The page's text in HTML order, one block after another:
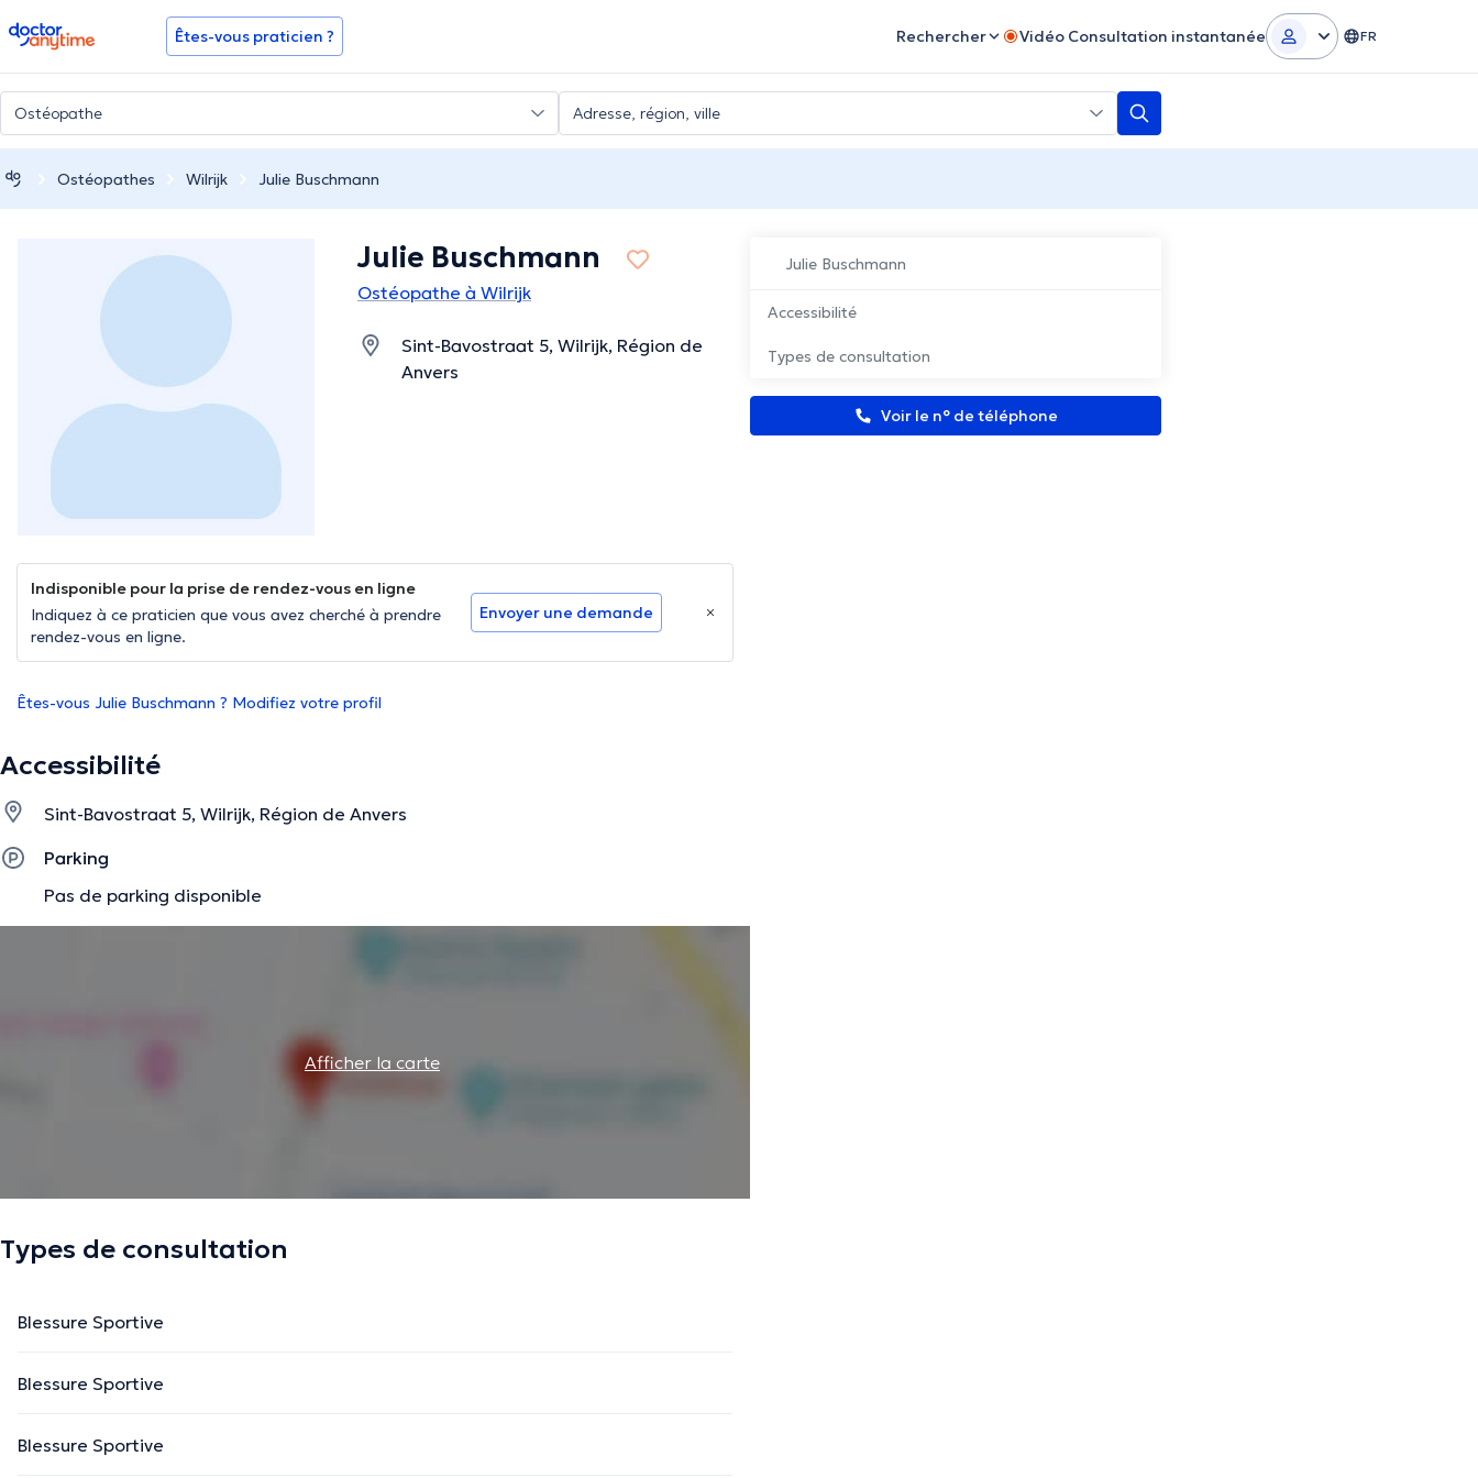
doctoranytime Êtes-vous praticien ? Rechercher Vidéo Consultation instantanée FR
Ostéopathes Wilrijk Julie Buschmann
Julie Buschmann
Accessibilité
Types de consultation
Voir le n° de téléphone
Julie Buschmann
Ostéopathe à Wilrijk
Sint-Bavostraat 5, Wilrijk, Région de
Anvers
Indisponible pour la prise de rendez-vous en ligne
Indiquez à ce praticien que vous avez cherché à prendre
rendez-vous en ligne.
Envoyer une demande
Êtes-vous Julie Buschmann ? Modifiez votre profil
Accessibilité
Sint-Bavostraat 5, Wilrijk, Région de Anvers
Parking
Pas de parking disponible
Afficher la carte
Types de consultation
Blessure Sportive
Blessure Sportive
Blessure Sportive